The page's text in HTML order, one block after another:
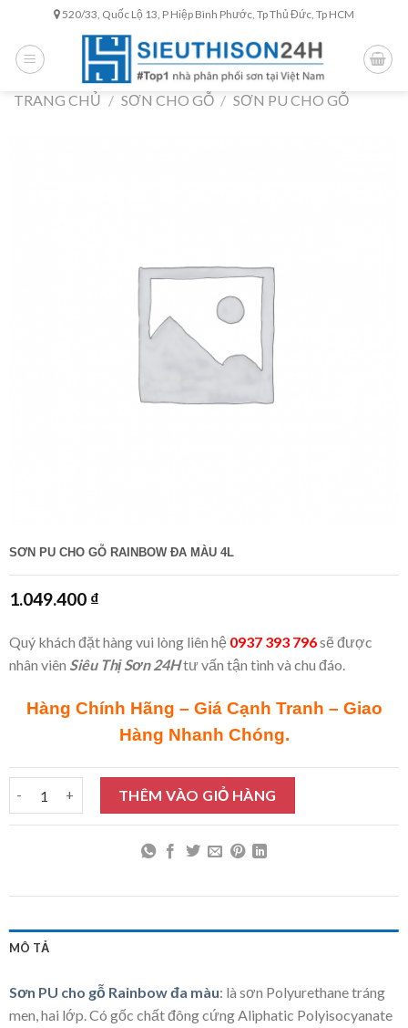
content
520/33, Quốc Lộ 13, P Hiệp Bình Phước, Tp Thủ Đức, Tp HCM
TRANG CHỦ / SƠN CHO GỖ / SƠN PU CHO GỖ
SƠN PU CHO GỖ RAINBOW ĐA MÀU 4L
1.049.400 ₫
Quý khách đặt hàng vui lòng liên hệ 0937 393 796sẽ được
nhân viên Siêu Thị Sơn 24Htư vấn tận tình và chu đáo.
Hàng Chính Hãng – Giá Cạnh Tranh – Giao
Hàng Nhanh Chóng.
Sơn PU cho gỗ Rainbow đa màu 4L số lượng
THÊM VÀO GIỎ HÀNG
MÔ TẢ
Sơn PU cho gỗ Rainbow đa màu: là sơn Polyurethane tráng
men, hai lớp. Có gốc chất đông cứng Aliphatic Polyisocyanate